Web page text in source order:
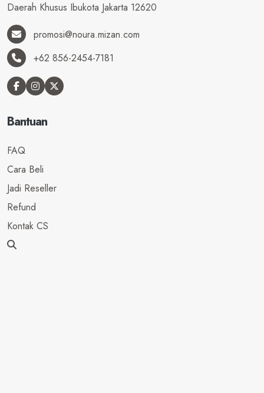
Daerah Khusus Ibukota Jakarta 12620
promosi@noura.mizan.com
+62 856-2454-7181
Bantuan
FAQ
Cara Beli
Jadi Reseller
Refund
Kontak CS